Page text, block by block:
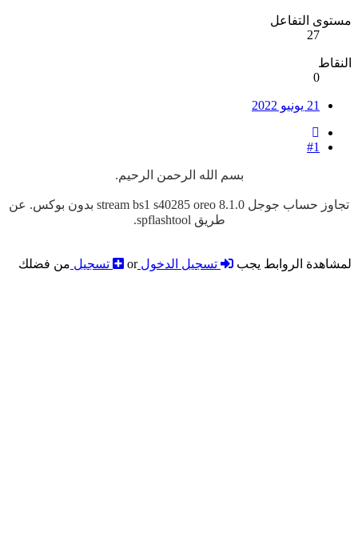
مستوى التفاعل
27
النقاط
0
21 يونيو 2022
#1
بسم الله الرحمن الرحيم.
تجاوز حساب جوجل stream bs1 s40285 oreo 8.1.0 بدون بوكس. عن
طريق spflashtool.
لمشاهدة الروابط يجب تسجيل الدخولor تسجيل من فضلك